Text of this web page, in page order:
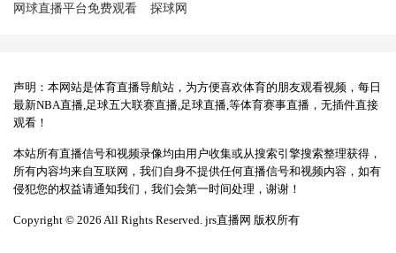
网球直播平台免费观看 探球网
声明：本网站是体育直播导航站，为方便喜欢体育的朋友观看视频，每日
最新NBA直播,足球五大联赛直播,足球直播,等体育赛事直播，无插件直接
观看！
本站所有直播信号和视频录像均由用户收集或从搜索引擎搜索整理获得，
所有内容均来自互联网，我们自身不提供任何直播信号和视频内容，如有
侵犯您的权益请通知我们，我们会第一时间处理，谢谢！
Copyright © 2026 All Rights Reserved. jrs直播网 版权所有